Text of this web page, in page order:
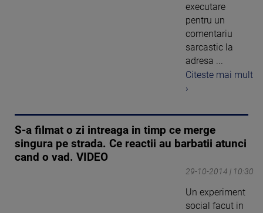
executare
pentru un
comentariu
sarcastic la
adresa ...
Citeste mai mult
›
S-a filmat o zi intreaga in timp ce merge
singura pe strada. Ce reactii au barbatii atunci
cand o vad. VIDEO
29-10-2014 | 10:30
Un experiment
social facut in